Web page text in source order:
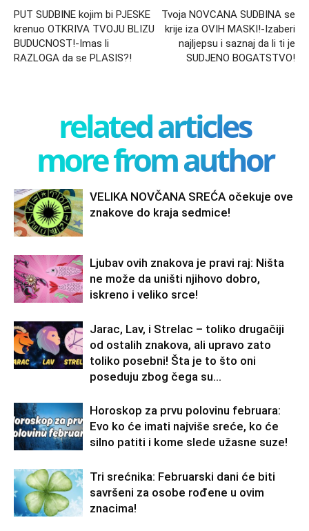
PUT SUDBINE kojim bi PJESKE
krenuo OTKRIVA TVOJU BLIZU
BUDUCNOST!-Imas li
RAZLOGA da se PLASIS?!
Tvoja NOVCANA SUDBINA se
krije iza OVIH MASKI!-Izaberi
najljepsu i saznaj da li ti je
SUDJENO BOGATSTVO!
related articles
more from author
VELIKA NOVČANA SREĆA očekuje ove
znakove do kraja sedmice!
Ljubav ovih znakova je pravi raj: Ništa
ne može da uništi njihovo dobro,
iskreno i veliko srce!
Jarac, Lav, i Strelac – toliko drugačiji
od ostalih znakova, ali upravo zato
toliko posebni! Šta je to što oni
poseduju zbog čega su...
Horoskop za prvu polovinu februara:
Evo ko će imati najviše sreće, ko će
silno patiti i kome slede užasne suze!
Tri srećnika: Februarski dani će biti
savršeni za osobe rođene u ovim
znacima!